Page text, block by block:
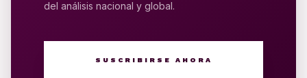
del análisis nacional y global.
SUSCRIBIRSE AHORA